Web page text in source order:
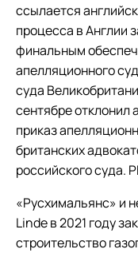
ссылается
процесса в Англии
финальным
апелляционного
суда
сентябре
приказ
британских
российского суда.
«Русхимальянс» и
Linde в 2021 году
строительство